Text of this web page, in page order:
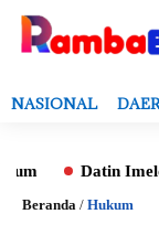
NASIONAL
Datin Imelda
Beranda / Hukum